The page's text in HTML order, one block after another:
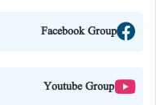
Facebook Group
Youtube Group